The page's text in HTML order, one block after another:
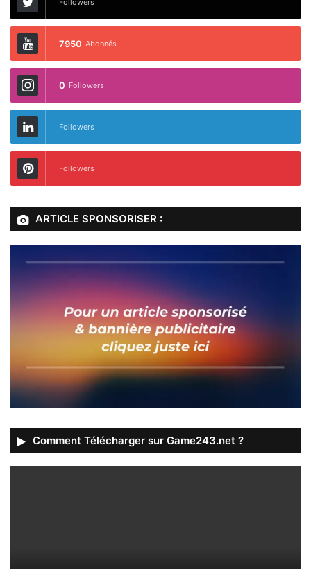
Followers
7950 Abonnés
0 Followers
Followers
Followers
ARTICLE SPONSORISER :
Comment Télécharger sur Game243.net ?